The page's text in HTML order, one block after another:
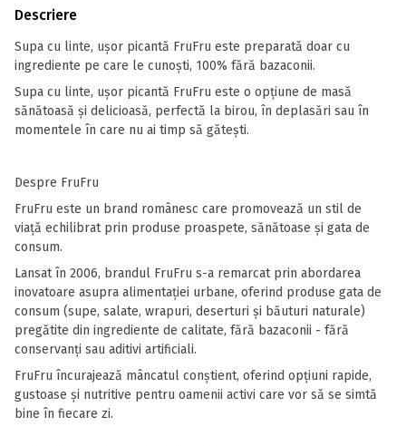
Descriere
Supa cu linte, ușor picantă FruFru este preparată doar cu
ingrediente pe care le cunoști, 100% fără bazaconii.
Supa cu linte, ușor picantă FruFru este o opțiune de masă
sănătoasă și delicioasă, perfectă la birou, în deplasări sau în
momentele în care nu ai timp să gătești.
Despre FruFru
FruFru este un brand românesc care promovează un stil de
viață echilibrat prin produse proaspete, sănătoase și gata de
consum.
Lansat în 2006, brandul FruFru s-a remarcat prin abordarea
inovatoare asupra alimentației urbane, oferind produse gata de
consum (supe, salate, wrapuri, deserturi și băuturi naturale)
pregătite din ingrediente de calitate, fără bazaconii - fără
conservanți sau aditivi artificiali.
FruFru încurajează mâncatul conștient, oferind opțiuni rapide,
gustoase și nutritive pentru oamenii activi care vor să se simtă
bine în fiecare zi.